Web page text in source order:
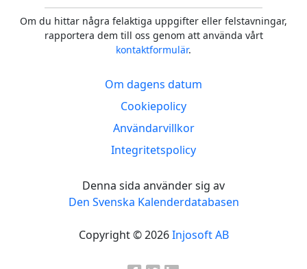
Om du hittar några felaktiga uppgifter eller felstavningar,
rapportera dem till oss genom att använda vårt
kontaktformulär.
Om dagens datum
Cookiepolicy
Användarvillkor
Integritetspolicy
Denna sida använder sig av
Den Svenska Kalenderdatabasen
Copyright © 2026Injosoft AB